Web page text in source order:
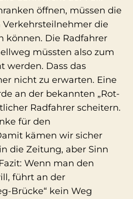
öffnen, müssen die
die
können. Die Radfahrer
müssten also zum
werden. Dass das
nicht zu erwarten. Eine
an der bekannten „Rot-
Radfahrer scheitern.
für den
kämen wir sicher
die Zeitung, aber Sinn
Wenn man den
führt an der
Brücke“ kein Weg